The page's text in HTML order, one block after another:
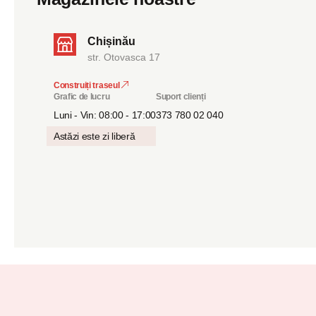
Chișinău
str. Otovasca 17
Construiți traseul
Grafic de lucru
Luni - Vin: 08:00 - 17:00
Astăzi este zi liberă
Suport clienți
373 780 02 040